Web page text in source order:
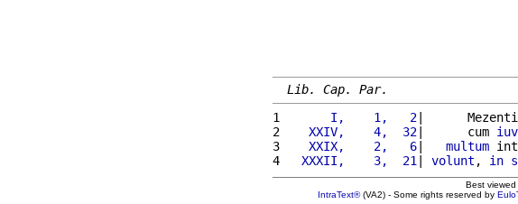
Lib. Cap. Par.
1
      I,    1,   2
|
2
   XXIV,    4,  32
|      cum
3
   XXIX,    2,   6
| multum
4
  XXXII,    3,  21
| volunt , in
Best
IntraText®(VA2) - Some rights reserved by